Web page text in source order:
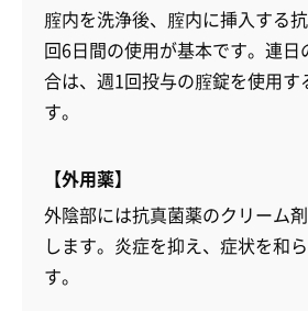
腟内を洗浄後、腟内に挿入する
回6日間の使用が基本です。連
合は、週1回投与の腟錠を使用す
す。
【外用薬】
外陰部には抗真菌薬のクリーム
します。炎症を抑え、症状を和
す。